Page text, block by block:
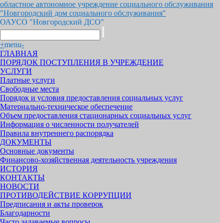
областное автономное учреждение социального обслуживания
"Новгородский дом социального обслуживания"
ОАУСО "Новгородский ДСО"
+menu-
ГЛАВНАЯ
ПОРЯДОК ПОСТУПЛЕНИЯ В УЧРЕЖДЕНИЕ
УСЛУГИ
Платные услуги
Свободные места
Порядок и условия предоставления социальных услуг
Материально-техническое обеспечение
Объем предоставления стационарных социальных услуг
Информация о численности получателей
Правила внутреннего распорядка
ДОКУМЕНТЫ
Основные документы
Финансово-хозяйственная деятельность учреждения
ИСТОРИЯ
КОНТАКТЫ
НОВОСТИ
ПРОТИВОДЕЙСТВИЕ КОРРУПЦИИ
Предписания и акты проверок
Благодарности